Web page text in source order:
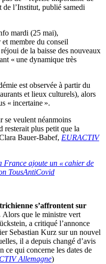
de l’Institut, publié samedi
mardi (25 mai),
membre du conseil
de la baisse des nouveaux
« une dynamique très
est observée à partir du
et lieux culturels), alors
« incertaine ».
se veulent néanmoins
resterait plus petit que la
Bauer-Babef, EURACTIV
France ajoute un « cahier de
TousAntiCovid
s’affrontent sur
Alors que le ministre vert
a critiqué l’annonce
Sebastian Kurz sur un nouvel
il a depuis changé d’avis
ce qui concerne les dates de
Allemagne)